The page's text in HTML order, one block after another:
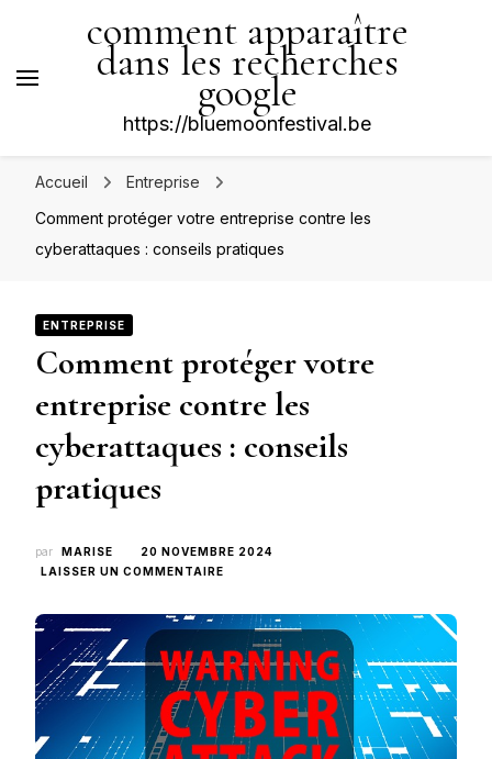
comment apparaître
dans les recherches
google
https://bluemoonfestival.be
Accueil
Entreprise
Comment protéger votre entreprise contre les
cyberattaques : conseils pratiques
ENTREPRISE
Comment protéger votre
entreprise contre les
cyberattaques : conseils
pratiques
par MARISE
20 NOVEMBRE 2024
LAISSER UN COMMENTAIRE
VOTRE
ENTREPRISE
CONTRE
LES
CYBERATTAQUES
CONSEILS